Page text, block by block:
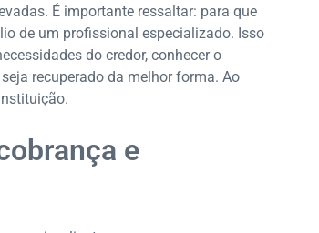
É importante ressaltar: para que
de um profissional especializado. Isso
do credor, conhecer o
recuperado da melhor forma. Ao
e